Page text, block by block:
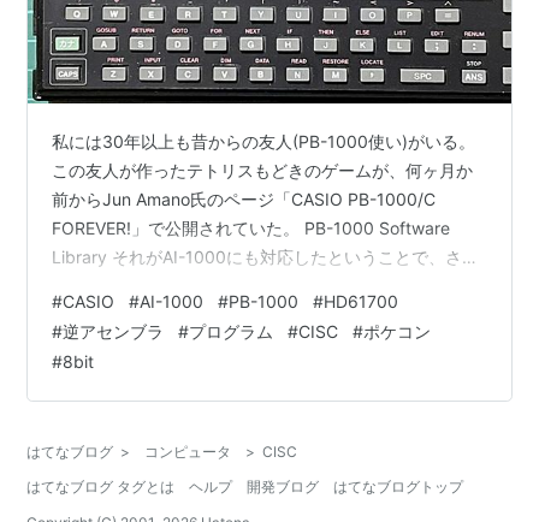
私には30年以上も昔からの友人(PB-1000使い)がいる。
この友人が作ったテトリスもどきのゲームが、何ヶ月か
前からJun Amano氏のページ「CASIO PB-1000/C
FOREVER!」で公開されていた。 PB-1000 Software
Library それがAI-1000にも対応したということで、さっ
うまれて初めてテトリス見た＆遊んだんだよね。 当時、
自分が愛用してるマシンに移植してみようと考えて、約
２週間掛けてオールアセンブラで作った。初めて使う
8086だったこともあり、大変苦労した覚えがある。 開
#CASIO #AI-1000 #PB-1000 #HD61700
#逆アセンブラ #プログラム #CISC #ポケコン
#8bit
はてなブログ > コンピュータ > CISC
はてなブログ タグとは
ヘルプ 開発ブログ
はてなブログトップ